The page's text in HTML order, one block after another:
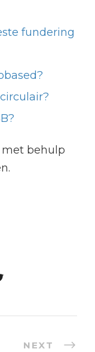
fundering
met behulp
NEXT